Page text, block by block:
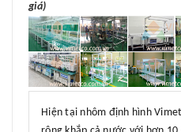
giá)
Hiện tại nhôm định hình